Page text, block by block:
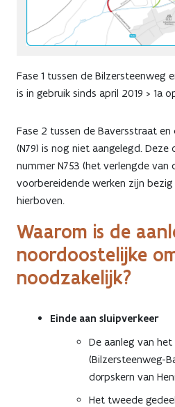
Fase 1 tussen de Bilzersteenweg
is in gebruik sinds april 2019 > 1a
Fase 2 tussen de Baversstraat
(N79) is nog niet aangelegd.
nummer N753 (het verlengde van
voorbereidende werken zijn
hierboven.
Waarom is de
noordoostelijke
noodzakelijk?
Einde aan sluipverkeer
De aanleg van
(Bilzersteenweg-
dorpskern van
Het tweede